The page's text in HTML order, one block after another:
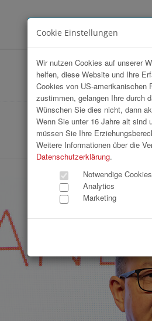
Cookie Einstellungen
Wir nutzen Cookies auf unserer
helfen, diese Website und Ihre
Cookies von US-amerikanischen
zustimmen, gelangen Ihre durch
Wünschen Sie dies nicht, dann
Wenn Sie unter 16 Jahre alt sind
müssen Sie Ihre
Weitere Informationen über die
Datenschutzerklärung.
Notwendige Cookies
Analytics
Marketing